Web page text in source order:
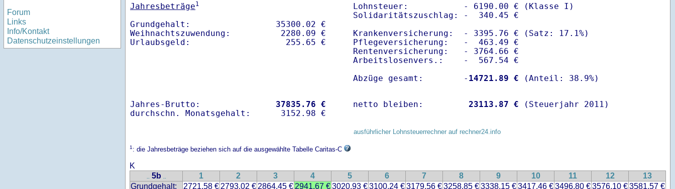
Forum
Links
Info/Kontakt
Datenschutzeinstellungen
Jahresbeträge1
Grundgehalt:                 35300.02 €
Weihnachtszuwendung:          2280.09 €
Lohnsteuer:           - 6190.00 € (Klasse I)
Solidaritätszuschlag: -  340.45 €
Krankenversicherung:  - 3395.76 € (Satz: 17.1%)
Pflegeversicherung:   -  463.49 €
Rentenversicherung:   - 3764.66 €
Arbeitslosenvers.:    -  567.54 €
Abzüge gesamt:        - 14721.89 €
Jahres-Brutto: 37835.76 €
netto bleiben: 23113.87 € (Steuerjahr 2011)
ausführlicher Lohnsteuerrechner auf rechner24.info
1: die Jahresbeträge beziehen sich auf die ausgewählte Tabelle Caritas-C
K
.. 5b .. 1 2 3 4 5 6 7 8 9 10 11 12
13
Grundgehalt:
2721.58 € 2793.02 € 2864.45 € 2941.67 €3020.93 €3100.24 €3179.56 €3258.85 €3338.15 €3417.46 €3496.80 €3576.10 €3581.57 €